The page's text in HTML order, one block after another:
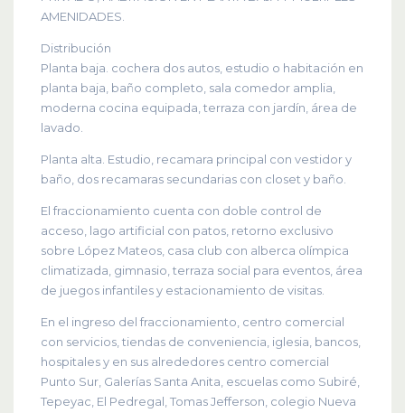
AMENIDADES.
Distribución
Planta baja. cochera dos autos, estudio o habitación en
planta baja, baño completo, sala comedor amplia,
moderna cocina equipada, terraza con jardín, área de
lavado.
Planta alta. Estudio, recamara principal con vestidor y
baño, dos recamaras secundarias con closet y baño.
El fraccionamiento cuenta con doble control de
acceso, lago artificial con patos, retorno exclusivo
sobre López Mateos, casa club con alberca olímpica
climatizada, gimnasio, terraza social para eventos, área
de juegos infantiles y estacionamiento de visitas.
En el ingreso del fraccionamiento, centro comercial
con servicios, tiendas de conveniencia, iglesia, bancos,
hospitales y en sus alrededores centro comercial
Punto Sur, Galerías Santa Anita, escuelas como Subiré,
Tepeyac, El Pedregal, Tomas Jefferson, colegio Nueva